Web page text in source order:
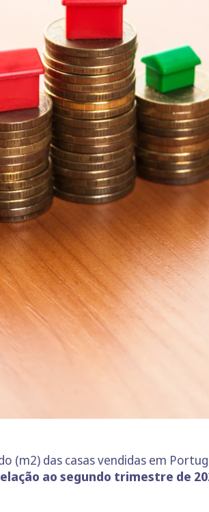
(m2) das casas vendidas em
ao segundo trimestre de